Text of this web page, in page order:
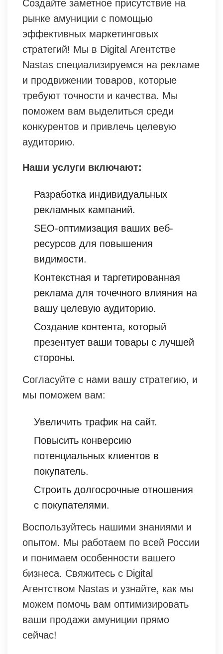
Создайте заметное присутствие на
рынке амуниции с помощью
эффективных маркетинговых
стратегий! Мы в Digital Агентстве
Nastas специализируемся на рекламе
и продвижении товаров, которые
требуют точности и качества. Мы
поможем вам выделиться среди
конкурентов и привлечь целевую
аудиторию.
Наши услуги включают:
Разработка индивидуальных
рекламных кампаний.
SEO-оптимизация ваших веб-
ресурсов для повышения
видимости.
Контекстная и таргетированная
реклама для точечного влияния на
вашу целевую аудиторию.
Создание контента, который
презентует ваши товары с лучшей
стороны.
Согласуйте с нами вашу стратегию, и
мы поможем вам:
Увеличить трафик на сайт.
Повысить конверсию
потенциальных клиентов в
покупатель.
Строить долгосрочные отношения
с покупателями.
Воспользуйтесь нашими знаниями и
опытом. Мы работаем по всей России
и понимаем особенности вашего
бизнеса. Свяжитесь с Digital
Агентством Nastas и узнайте, как мы
можем помочь вам оптимизировать
ваши продажи амуниции прямо
сейчас!